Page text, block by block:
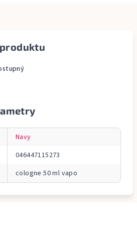
Navy
046447115273
cologne 50 ml vapo